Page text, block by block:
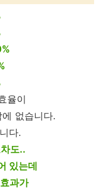
율이
없습니다.
다.
도..
있는데
과가